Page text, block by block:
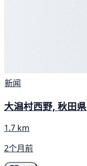
新闻
大潟村西野, 秋田県
1.7 km
2个月前